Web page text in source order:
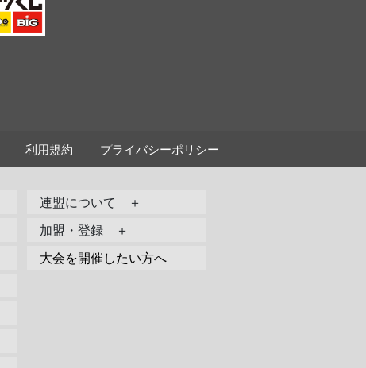
利用規約 プライバシーポリシー
連盟について ＋
加盟・登録 ＋
大会を開催したい方へ